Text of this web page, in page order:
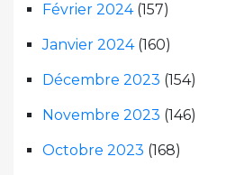
Février 2024(157)
Janvier 2024(160)
Décembre 2023 (154)
Novembre 2023 (146)
Octobre 2023 (168)